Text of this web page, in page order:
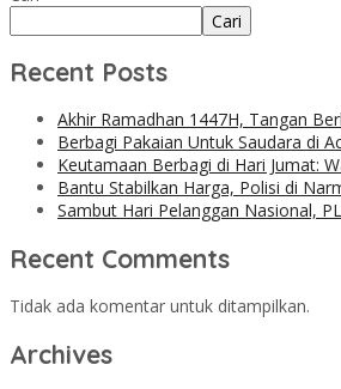
Cari
Recent Posts
Akhir Ramadhan 1447H, Tangan
Berbagi Pakaian Untuk Saudara di
Keutamaan Berbagi di Hari Jumat:
Bantu Stabilkan Harga, Polisi di
Sambut Hari Pelanggan Nasional,
Recent Comments
Tidak ada komentar untuk ditampilkan.
Archives